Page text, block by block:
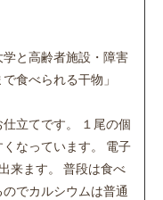
と高齢者施設・障害
食べられる干物」
立てです。 １尾の個
なっています。 電子
来ます。 普段は食べ
でカルシウムは普通